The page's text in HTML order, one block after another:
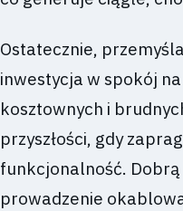
Ostatecznie,
inwestycja w spokój
kosztownych i
przyszłości, gdy
funkcjonalność.
prowadzenie